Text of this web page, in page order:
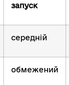
запуск
середній
обмежений